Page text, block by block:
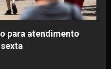
para atendimento